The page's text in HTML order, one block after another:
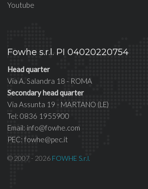
Youtube
Fowhe s.r.l. PI 04020220754
Head quarter
Via A. Salandra 18 - ROMA
Secondary head quarter
Via Assunta 19 - MARTANO (LE)
Tel: 0836 1955900
Email: info@fowhe.com
PEC: fowhe@pec.it
© 2007 - 2026 FOWHE S.r.l.